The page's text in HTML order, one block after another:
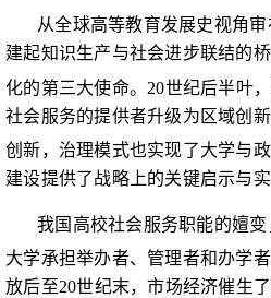
从全球高等教育发展史视角
建起知识生产与社会进步联结的桥
化的第三大使命。 20世纪后半叶
社会服务的提供者升级为区域创
创新，治理模式也实现了大学与
建设提供了战略上的关键启示与
我国高校社会服务职能的嬗
大学承担举办者、管理者和办学
放后至20世纪末，市场经济催生